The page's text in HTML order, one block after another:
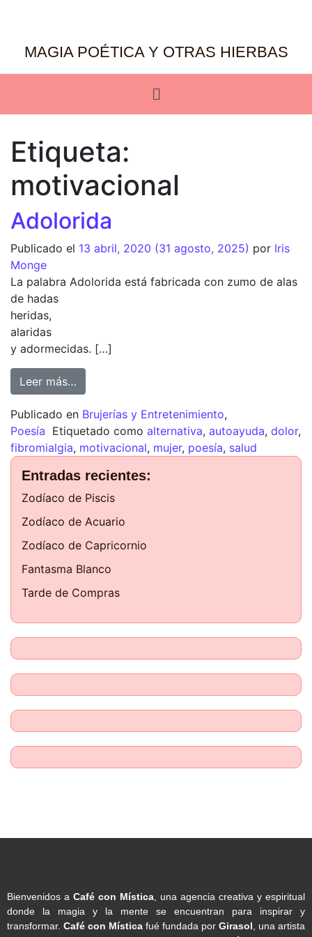
MAGIA POÉTICA Y OTRAS HIERBAS
Etiqueta:
motivacional
Adolorida
Publicado el 13 abril, 2020 (31 agosto, 2025) por Iris
Monge
La palabra Adolorida está fabricada con zumo de alas
de hadas
heridas,
alaridas
y adormecidas. […]
Leer más…
Publicado en Brujerías y Entretenimiento,
Poesía Etiquetado como alternativa, autoayuda, dolor,
fibromialgia, motivacional, mujer, poesía, salud
Entradas recientes:
Zodíaco de Piscis
Zodíaco de Acuario
Zodíaco de Capricornio
Fantasma Blanco
Tarde de Compras
Bienvenidos a Café con Mística, una agencia creativa y espiritual
donde la magia y la mente se encuentran para inspirar y
transformar. Café con Mística fué fundada por Girasol, una artista